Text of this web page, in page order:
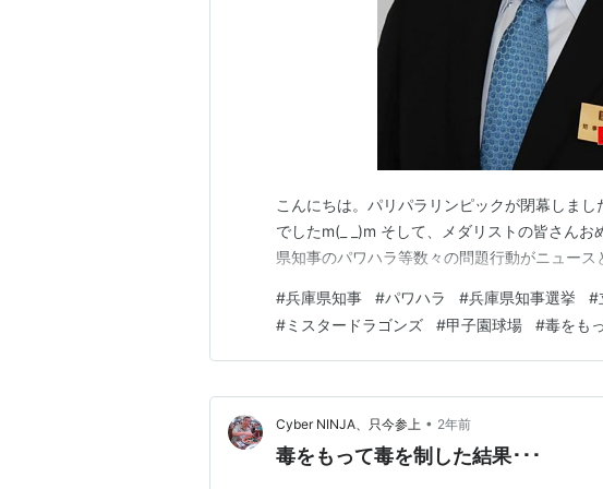
こんにちは。パリパラリンピックが閉幕しま
でしたm(_ _)m そして、メダリストの皆さん
県知事のパワハラ等数々の問題行動がニュー
#兵庫県知事 #パワハラ #兵庫県知事選挙 #
#ミスタードラゴンズ #甲子園球場 #毒をも
Cyber NINJA、只今参上 • 2年前
毒をもって毒を制した結果･･･